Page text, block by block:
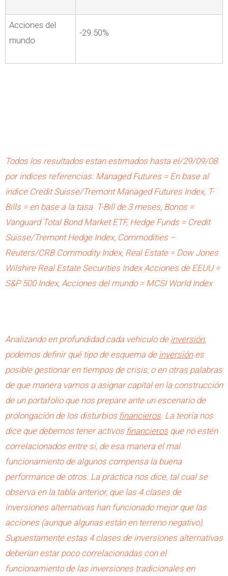
Acciones del
mundo
-29.50%
Todos los resultados estan estimados hasta el/29/09/08
por indices referencias: Managed Futures = En base al
índice Credit Suisse/Tremont Managed Futures Index, T-
Bills = en base a la tasa T-Bill de 3 meses, Bonos =
Vanguard Total Bond Market ETF, Hedge Funds = Credit
Suisse/Tremont Hedge Index, Commodities –
Reuters/CRB Commodity Index, Real Estate = Dow Jones
Wilshire Real Estate Securities Index Acciones de EEUU =
S&P 500 Index, Acciones del mundo = MCSI World Index
Analizando en profundidad cada vehiculo de inversión,
podemos definir qué tipo de esquema de inversiónes
posible gestionar en tiempos de crisis, o en otras palabras
de que manera vamos a asignar capital en la construcción
de un portafolio que nos prepare ante un escenario de
prolongación de los disturbios financieros. La teoría nos
dice que debemos tener activos financieros que no estén
correlacionados entre si, de esa manera el mal
funcionamiento de algunos compensa la buena
performance de otros. La práctica nos dice, tal cual se
observa en la tabla anterior, que las 4 clases de
inversiones alternativas han funcionado mejor que las
acciones (aunque algunas están en terreno negativo).
Supuestamente estas 4 clases de inversiones alternativas
deberían estar poco correlacionadas con el
funcionamiento de las inversiones tradicionales en